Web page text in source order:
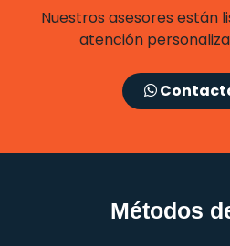
Nuestros asesores están
atención
Métodos